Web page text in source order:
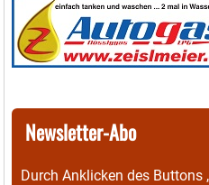
Newsletter-Abo
Durch Anklicken des Buttons